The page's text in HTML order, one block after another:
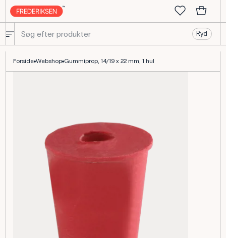
Ryd
Forside Webshop Gummiprop, 14/19 x 22 mm, 1 hul